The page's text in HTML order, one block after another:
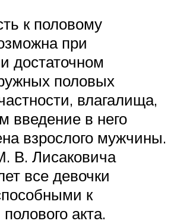
к половому
при
достаточном
половых
влагалища,
введение в него
взрослого мужчины.
В. Лисаковича
все девочки
к
акта.